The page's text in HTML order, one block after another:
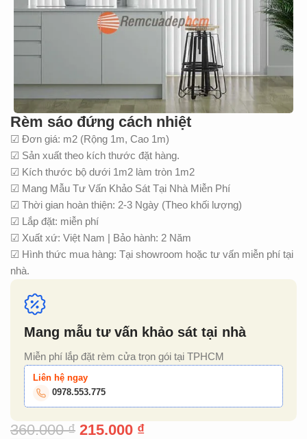
Rèm sáo đứng cách nhiệt
☑ Đơn giá: m2 (Rộng 1m, Cao 1m)
☑ Sản xuất theo kích thước đặt hàng.
☑ Kích thước bộ dưới 1m2 làm tròn 1m2
☑ Mang Mẫu Tư Vấn Khảo Sát Tại Nhà Miễn Phí
☑ Thời gian hoàn thiện: 2-3 Ngày (Theo khối lượng)
☑ Lắp đặt: miễn phí
☑ Xuất xứ: Việt Nam | Bảo hành: 2 Năm
☑ Hình thức mua hàng: Tại showroom hoặc tư vấn miễn phí tại
nhà.
Mang mẫu tư vấn khảo sát tại nhà
Miễn phí lắp đặt rèm cửa trọn gói tại TPHCM
Liên hệ ngay
0978.553.775
360.000₫ 215.000 ₫